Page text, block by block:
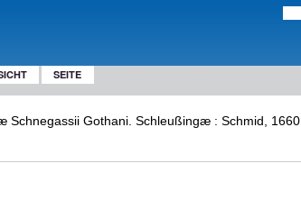
SEITE
Schnegassii Gothani. Schleußingæ : Schmid, 1660